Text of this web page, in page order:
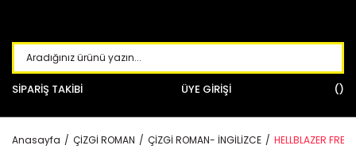
SİPARİŞ TAKİBİ ÜYE GİRİŞİ
Anasayfa ÇİZGİ ROMAN ÇİZGİ ROMAN- İNGİLİZCE HELLBLAZER